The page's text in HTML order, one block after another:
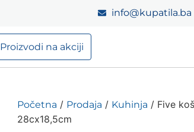
info@kupatila.ba
Proizvodi na akciji
Početna / Prodaja / Kuhinja / Five
28cx18,5cm